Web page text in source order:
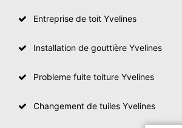
Entreprise de toit Yvelines
Installation de gouttière Yvelines
Probleme fuite toiture Yvelines
Changement de tuiles Yvelines